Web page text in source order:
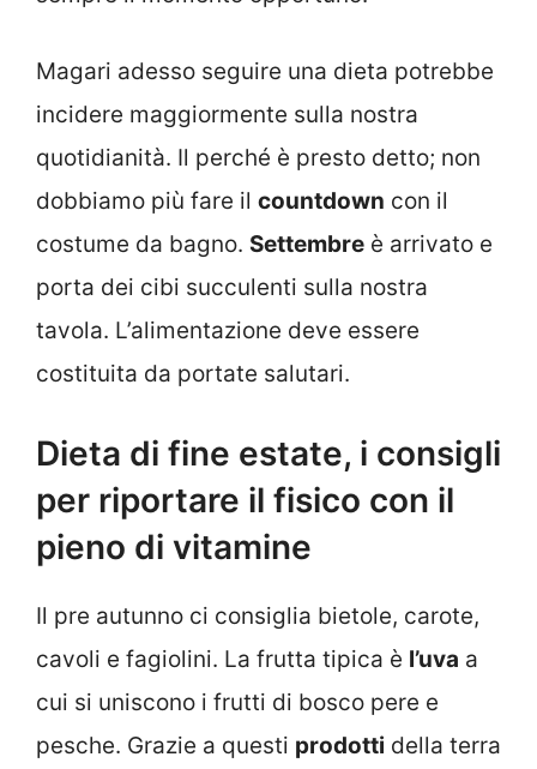
Magari adesso seguire una dieta potrebbe
incidere maggiormente sulla nostra
quotidianità. Il perché è presto detto; non
dobbiamo più fare il countdown con il
costume da bagno. Settembre è arrivato e
porta dei cibi succulenti sulla nostra
tavola. L’alimentazione deve essere
costituita da portate salutari.
Dieta di fine estate, i consigli
per riportare il fisico con il
pieno di vitamine
Il pre autunno ci consiglia bietole, carote,
cavoli e fagiolini. La frutta tipica è l’uva a
cui si uniscono i frutti di bosco pere e
pesche. Grazie a questi prodotti della terra